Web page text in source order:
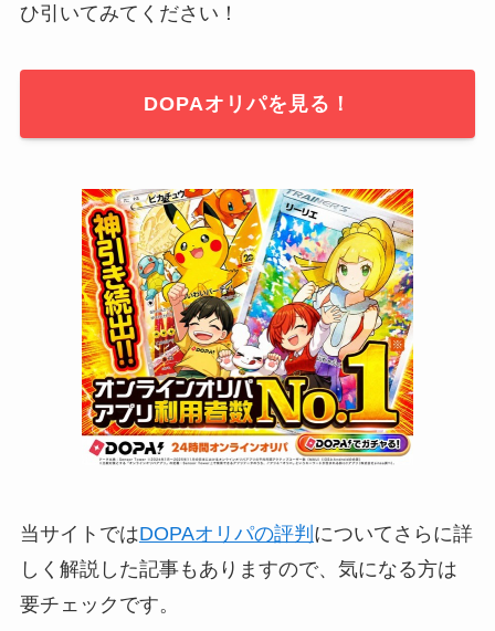
ひ引いてみてください！
DOPAオリパを見る！
当サイトではDOPAオリパの評判 についてさらに詳
しく解説した記事もありますので、気になる方は
要チェックです。